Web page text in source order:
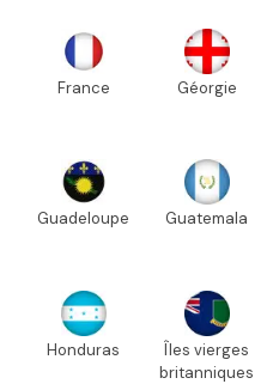
France Géorgie
Guadeloupe Guatemala
Honduras
Îles vierges
britanniques